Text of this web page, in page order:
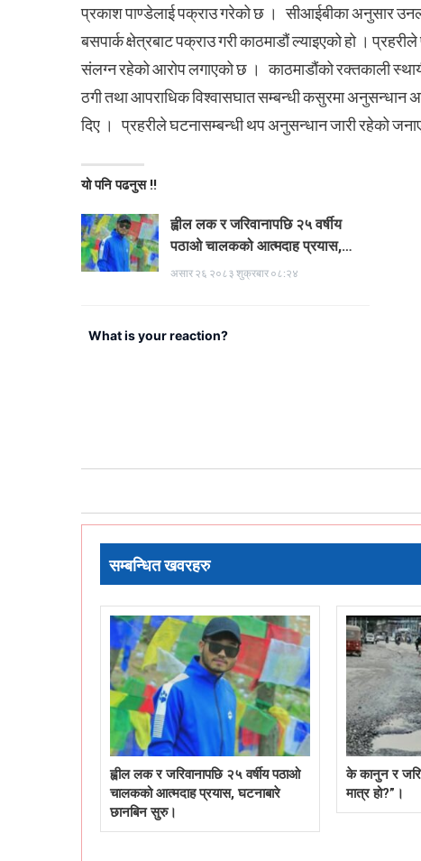
प्रकाश पाण्डेलाई पक्राउ गरेको छ । सीआईबीका अनुसार
बसपार्क क्षेत्रबाट पक्राउ गरी काठमाडौं ल्याइएको हो ।
संलग्न रहेको आरोप लगाएको छ । काठमाडौंको रक्तकाली
ठगी तथा आपराधिक विश्वासघात सम्बन्धी कसुरमा अनुसन्धान
दिए । प्रहरीले घटनासम्बन्धी थप अनुसन्धान जारी रहेको
यो पनि पढनुस !!
ह्वील लक र जरिवानापछि २५ वर्षीय
पठाओ चालकको आत्मदाह प्रयास,…
असार २६ २०८३ शुक्रबार ०८:२४
सम्बन्धित खवरहरु
समाचार
ह्वील लक र जरिवानापछि २५ वर्षीय पठाओ
चालकको आत्मदाह प्रयास, घटनाबारे
छानबिन सुरु।
समाचार
के कानुन र
मात्र हो?”।